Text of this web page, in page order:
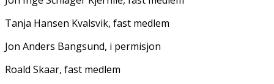
Tanja Hansen Kvalsvik, fast medlem
Jon Anders Bangsund, i permisjon
Roald Skaar, fast medlem